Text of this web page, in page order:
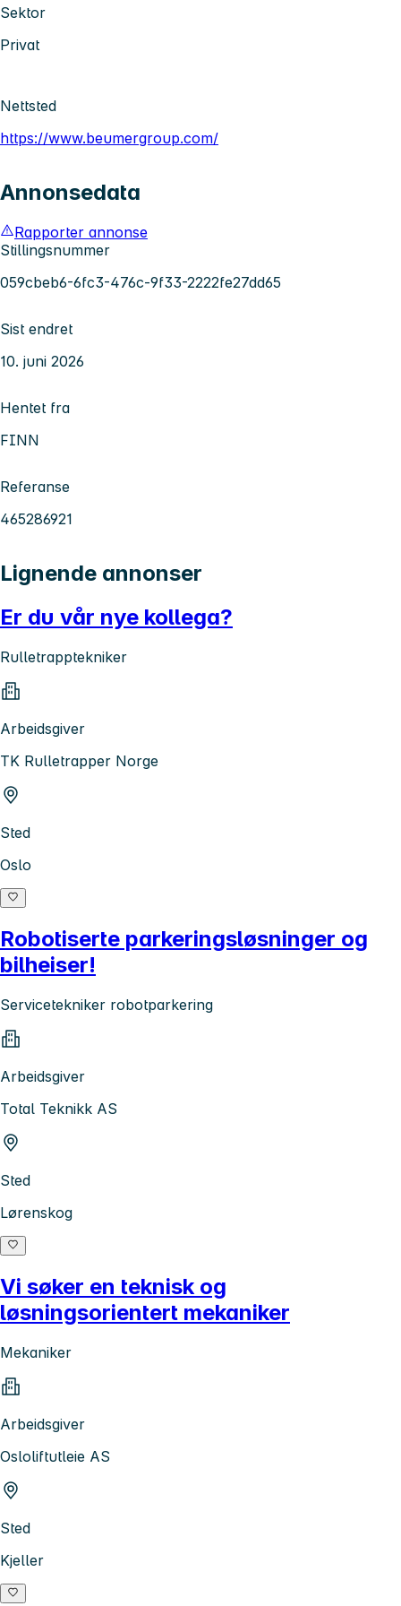
Sektor
Privat
Nettsted
https://www.beumergroup.com/
Annonsedata
Rapporter annonse
Stillingsnummer
059cbeb6-6fc3-476c-9f33-2222fe27dd65
Sist endret
10. juni 2026
Hentet fra
FINN
Referanse
465286921
Lignende annonser
Er du vår nye kollega?
Rulletrapptekniker
Arbeidsgiver
TK Rulletrapper Norge
Sted
Oslo
Robotiserte parkeringsløsninger og
bilheiser!
Servicetekniker robotparkering
Arbeidsgiver
Total Teknikk AS
Sted
Lørenskog
Vi søker en teknisk og
løsningsorientert mekaniker
Mekaniker
Arbeidsgiver
Osloliftutleie AS
Sted
Kjeller